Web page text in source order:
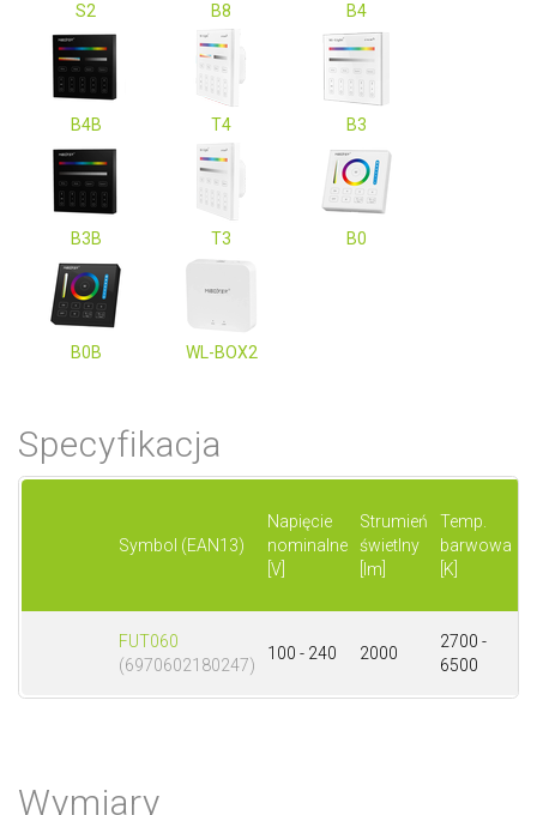
S2 B8 B4
B4B T4 B3
B3B T3 B0
B0B WL-BOX2
Specyfikacja
Symbol (EAN13)
Napięcie
nominalne
[V]
Strumień
świetlny
[lm]
Temp.
barwowa
[K]
FUT060
(6970602180247)
100 - 240 2000
2700 -
6500
Wymiary